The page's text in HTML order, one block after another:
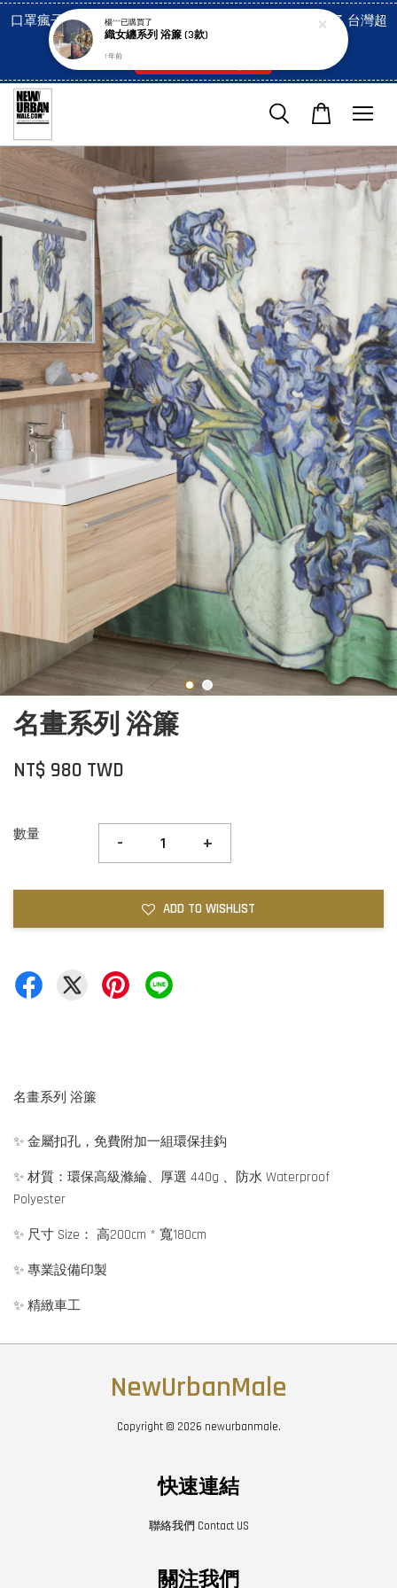
口罩瘋子官網, 放心訂購! 香港澳門信用卡付費已經開啓了 台灣超
市貨到付款也是!
名畫系列 浴簾
NT$ 980 TWD
數量 - +
ADD TO WISHLIST
名畫系列 浴簾
✨ 金屬扣孔，免費附加一組環保挂鈎
✨ 材質：環保高級滌綸、厚選 440g 、防水 Waterproof
Polyester
✨ 尺寸 Size： 高200cm * 寬180cm
✨ 專業設備印製
✨ 精緻車工
NewUrbanMale
Copyright © 2026 newurbanmale.
快速連結
聯絡我們 Contact US
關注我們
楊***已購買了
織女纏系列 浴簾 (3款)
1 年前